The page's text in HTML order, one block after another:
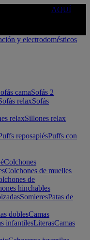
AQUÍ
camaSofás 2
relaxSofás
relaxSillones relax
reposapiésPuffs con
Colchones
Colchones de muelles
de
hinchables
SomieresPatas de
doblesCamas
infantilesLiterasCamas